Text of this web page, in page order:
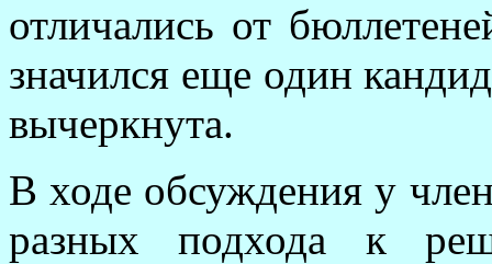
отличались от
значился еще один
вычеркнута.
В ходе обсуждения у
разных подхода к